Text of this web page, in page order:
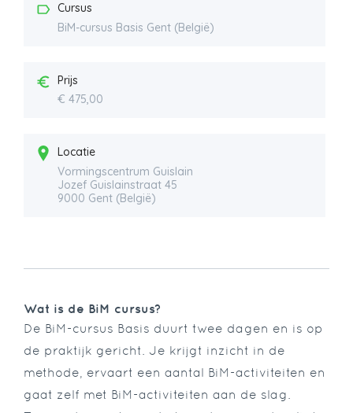
Cursus
BiM-cursus Basis Gent (België)
Prijs
€ 475,00
Locatie
Vormingscentrum Guislain
Jozef Guislainstraat 45
9000 Gent (België)
Wat is de BiM cursus?
De BiM-cursus Basis duurt twee dagen en is op
de praktijk gericht. Je krijgt inzicht in de
methode, ervaart een aantal BiM-activiteiten en
gaat zelf met BiM-activiteiten aan de slag.